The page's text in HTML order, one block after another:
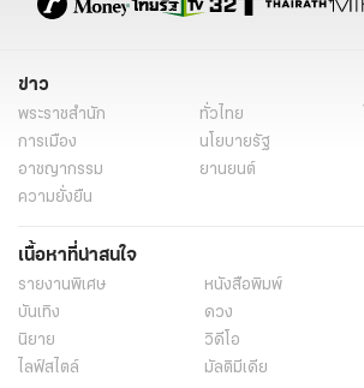
ข่าว
พระราชสำนัก ทั่วไทย
การเมือง
นโยบายรัฐ
อาชญากรรม
ยานยนต์
ความยั่งยืน
เนื้อหาที่น่าสนใจ
รายงานพิเศษ หนังสือพิมพ์
บันเทิง
ดวง
นิยาย
วิดีโอ
ไลฟ์สไตล์
มัลติมีเดีย